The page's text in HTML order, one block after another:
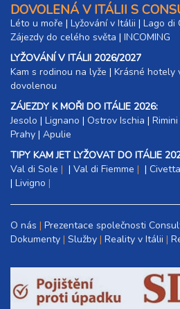
27.03. - 31.03.27
sobota - středa
20 300 Kč
27.03. - 01.04.27
sobota - čtvrtek
25 400 Kč
27.03. - 03.04.27
sobota - sobota
30 200 Kč
DOVOLENÁ V ITÁLII S
Léto u moře | Lyžování v Itálii | Lago di
Zájezdy do celého světa | INCOMING
LYŽOVÁNÍ V ITÁLII 2026/2027
Kam s rodinou na lyže |​ Krásné hotely
dovolenou
ZÁJEZDY K MOŘI DO ITÁLIE 2026:
Jesolo | Lignano | Ostrov Ischia |
Prahy | Apulie
TIPY KAM JET LYŽOVAT DO ITÁLIE
Val di Sole
| Val di Fiemme | Civetta
| Livigno
O nás Prezentace společnosti
Dokumenty Služby Reality v Itálii